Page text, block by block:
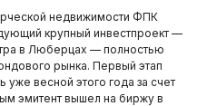
недвижимости ФПК
крупный инвестпроект —
в Люберцах — полностью
рынка. Первый этап
уже весной этого года за счет
эмитент вышел на биржу в